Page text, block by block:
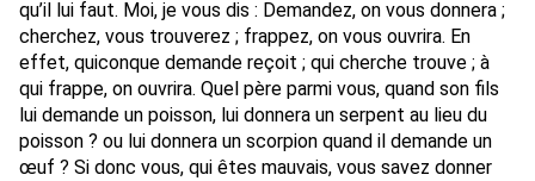
qu’il lui faut. Moi, je vous dis : Demandez, on vous donnera ;
cherchez, vous trouverez ; frappez, on vous ouvrira. En
effet, quiconque demande reçoit ; qui cherche trouve ; à
qui frappe, on ouvrira. Quel père parmi vous, quand son fils
lui demande un poisson, lui donnera un serpent au lieu du
poisson ? ou lui donnera un scorpion quand il demande un
œuf ? Si donc vous, qui êtes mauvais, vous savez donner